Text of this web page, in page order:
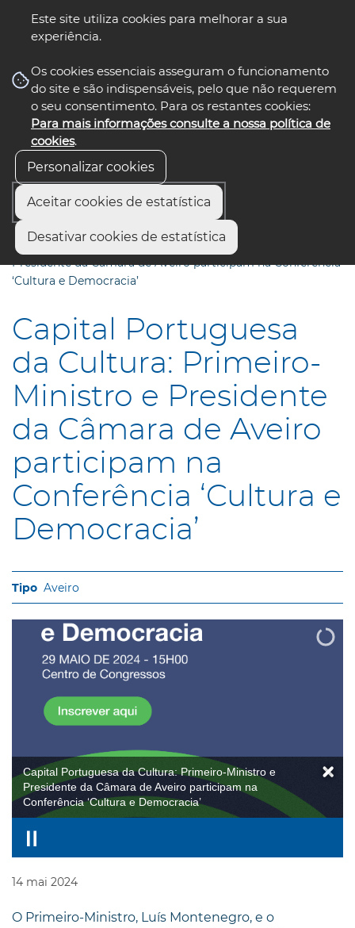
Este site utiliza cookies para melhorar a sua
experiência.
Os cookies essenciais asseguram o funcionamento
do site e são indispensáveis, pelo que não requerem
o seu consentimento. Para os restantes cookies:
Para mais informações consulte a nossa política de
cookies.
Personalizar cookies
Aceitar cookies de estatística
Desativar cookies de estatística
nos select language
Início
Capital Portuguesa da Cultura: Primeiro-Ministro e
Presidente da Câmara de Aveiro participam na Conferência
‘Cultura e Democracia’
Capital Portuguesa
da Cultura: Primeiro-
Ministro e Presidente
da Câmara de Aveiro
participam na
Conferência ‘Cultura e
Democracia’
Aveiro
Capital Portuguesa da Cultura: Primeiro-Ministro e
Presidente da Câmara de Aveiro participam na
Conferência ‘Cultura e Democracia’
14 mai 2024
O Primeiro-Ministro, Luís Montenegro, e o